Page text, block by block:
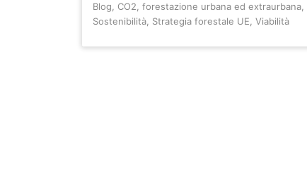
Blog ,CO2 ,forestazione urbana ed extraurbana
Sostenibilità Strategia forestale UE ,Viabilità